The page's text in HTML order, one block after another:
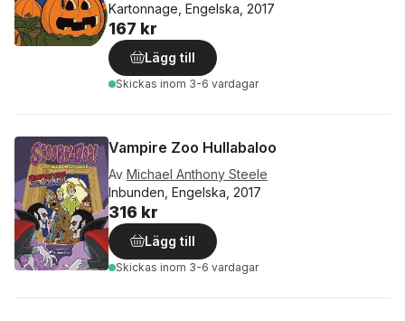
Kartonnage, Engelska, 2017
167 kr
Lägg till
Skickas inom 3-6 vardagar
Vampire Zoo Hullabaloo
Av Michael Anthony Steele
Inbunden, Engelska, 2017
316 kr
Lägg till
Skickas inom 3-6 vardagar